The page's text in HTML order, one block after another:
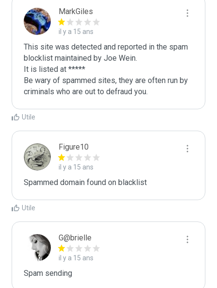
MarkGiles
il y a 15 ans
This site was detected and reported in the spam
blocklist maintained by Joe Wein.
It is listed at *****
Be wary of spammed sites, they are often run by
criminals who are out to defraud you.
Utile
Figure10
il y a 15 ans
Spammed domain found on blacklist
Utile
G@brielle
il y a 15 ans
Spam sending